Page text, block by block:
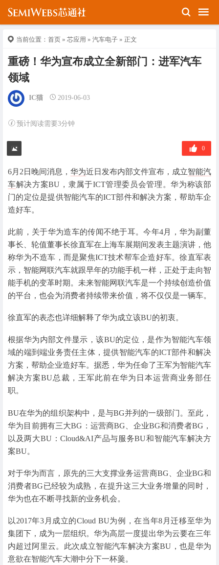
当前位置： 首页 » 芯应用 » 汽车电子 » 正文
重磅！华为宣布成立全新部门：进军汽车
领域
IC猫 2019-06-03
预计阅读需要3分钟
0
6月2日晚间消息， 华为近日发布内部文件宣布，成立智能汽
车解决方案BU，隶属于ICT管理委员会管理。华为称该部
门的定位是提供智能汽车的ICT部件和解决方案，帮助车企
造好车。
此前，关于华为造车的传闻不绝于耳。今年4月，华为副董
事长、轮值董事长徐直军在上海车展期间发表主题演讲，他
称华为不造车，而是聚焦ICT技术帮车企造好车。徐直军表
示，智能网联汽车就跟早年的功能手机一样，正处于走向智
能手机的变革时期。未来智能网联汽车是一个持续创造价值
的平台，也会为消费者持续带来价值，将不仅仅是一辆车。
徐直军的表态也详细解释了华为成立该BU的初衷。
根据华为内部文件显示，该BU的定位，是作为智能汽车领
域的端到端业务责任主体，提供智能汽车的ICT部件和解决
方案，帮助企业造好车。据悉，华为任命了王军为智能汽车
解决方案BU总裁，王军此前在华为日本运营商业务部任
职。
BU在华为的组织架构中，是与BG并列的一级部门。至此，
华为目前拥有三大BG：运营商BG、企业BG和消费者BG，
以及两大BU：Cloud&AI产品与服务BU和智能汽车解决方
案BU。
对于华为而言，原先的三大支撑业务运营商BG、企业BG和
消费者BG已经较为成熟，在提升这三大业务增量的同时，
华为也在不断寻找新的业务机会。
以2017年3月成立的Cloud BU为例，在当年8月迁移至华为
集团下，成为一层组织。华为高层一度提出华为云要在三年
内超过阿里云。此次成立智能汽车解决方案BU，也是华为
意欲在智能汽车大潮中分下一杯羹。